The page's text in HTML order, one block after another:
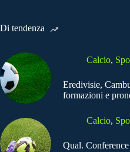
Di tendenza
Calcio,
Eredivisie,
formazioni e
Calcio,
Qual.